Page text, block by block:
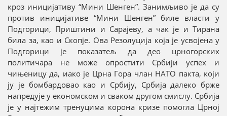
кроз иницијативу “Мини Шенген”. Занимљиво је да су
против иницијативе “Мини Шенген” биле власти у
Подгорици, Приштини и Сарајеву, а чак је и Тирана
била за, као и Скопје. Ова Резолуција која је усвојена у
Подгорици је показатељ да део црногорских
политичара не може опростити Србији успех и
чињеницу да, иако је Црна Гора члан НАТО пакта, који
ју је бомбардовао као и Србију, Србија далеко брже
напредује у економском и сваком другом смислу. Србија
је у најтежим тренуцима корона кризе помогла Црној